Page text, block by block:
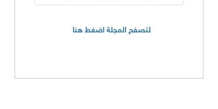
لتصفح المجلة اضغط هنا